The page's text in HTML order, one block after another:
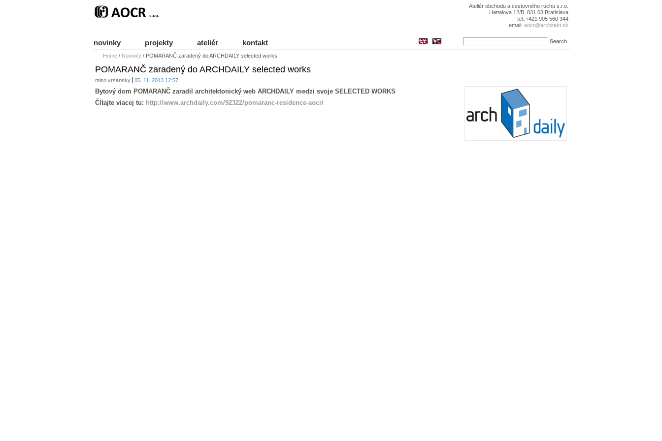
Ateliér obchodu a cestovného ruchu s.r.o.
Hattalova 12/B, 831 03 Bratislava
tel.:+421 905 560 344
email: aocr@architekt.sk
novinky projekty ateliér kontakt
Home / Novinky / POMARANČ zaradený do ARCHDAILY selected works
POMARANČ zaradený do ARCHDAILY selected works
miso vrsansky 05. 11. 2013 12:57
Bytový dom POMARANČ zaradil architektonický web ARCHDAILY medzi svoje SELECTED WORKS
Čítajte viacej tu: http://www.archdaily.com/92322/pomaranc-residence-aocr/